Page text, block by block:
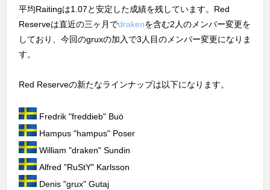
平均Raitingは1.07と安定した成績を残しています。Red
Reserveは直近の三ヶ月でdrakenを含む2人のメンバー変更を
しており、今回のgruxの加入で3人目のメンバー変更になりま
す。
Red Reserveの新たなラインナップは以下になります。
Fredrik "freddieb" Buö
Hampus "hampus" Poser
William "draken" Sundin
Alfred "RuStY" Karlsson
Denis "grux" Gutaj